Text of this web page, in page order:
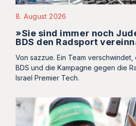
8. August 2026
»Sie sind immer noch
BDS den Radsport
Von sazzue. Ein Team verschwindet,
BDS und die Kampagne gegen die
Israel Premier Tech.